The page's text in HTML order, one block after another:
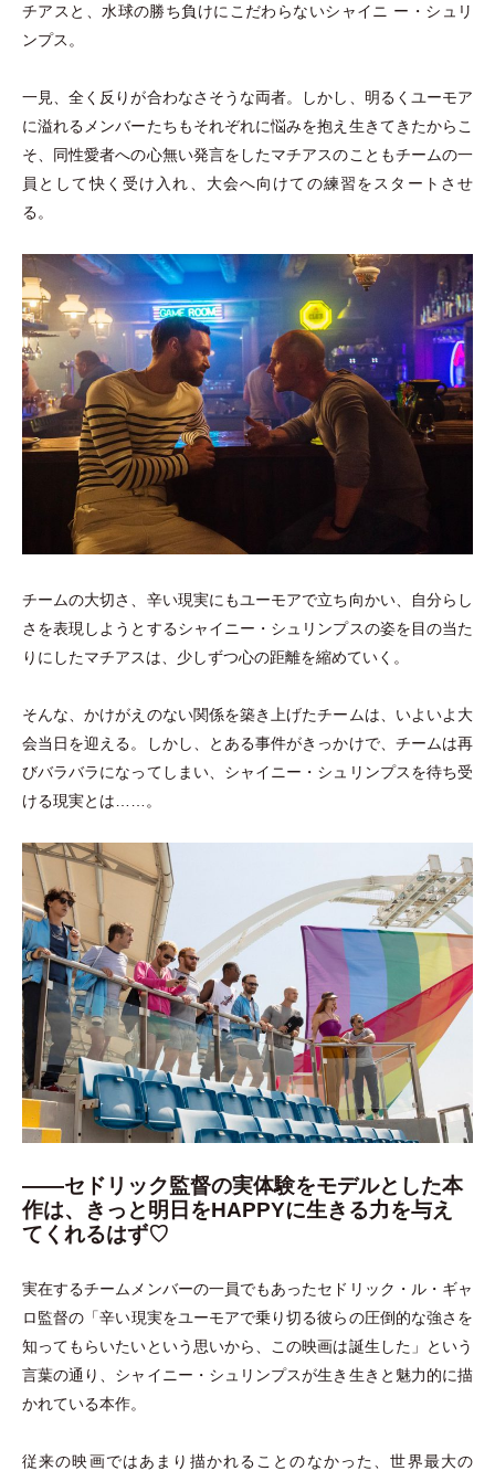
チアスと、水球の勝ち負けにこだわらないシャイニ ー ・ シュリ
ンプス。
一見、全く反りが合わなさそうな両者。しかし、明るくユーモア
に溢れるメンバーたちもそれぞれに悩みを抱え生きてきたからこ
そ、同性愛者への心無い発言をしたマチアスのこともチームの一
員として快く受け入れ、大会へ向けての練習をスタートさせ
る。
チームの大切さ、辛い現実にもユーモアで立ち向かい、自分らし
さを表現しようとするシャイニー ・ シュリンプスの姿を目の当た
りにしたマチアスは、少しずつ心の距離を縮めていく。
そんな、かけがえのない関係を築き上げたチームは、いよいよ大
会当日を迎える。しかし、とある事件がきっかけで、チームは再
びバラバラになってしまい、シャイニー ・ シュリンプスを待ち受
ける現実とは……。
――セドリック監督の実体験をモデルとした本
作は、きっと明日をHAPPYに生きる力を与え
てくれるはず♡
実在するチームメンバーの一員でもあったセドリック ・ ル・ ギャ
ロ監督の 「辛い現実をユーモアで乗り切る彼らの圧倒的な強さを
知ってもらいたいという思いから、この映画は誕生した 」
という
言葉の通り、シャイニー ・ シュリンプスが生き生きと魅力的に描
かれている本作。
従来の映画ではあまり描かれることのなかった、世界最大の